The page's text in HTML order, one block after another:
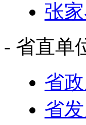
张
- 省直单
省
省